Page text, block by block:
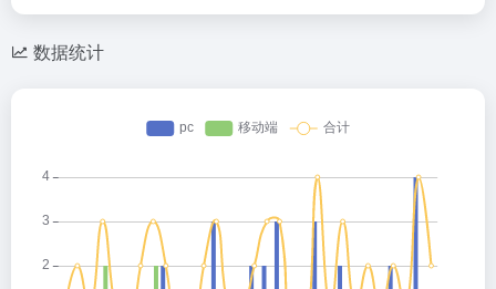
数据统计